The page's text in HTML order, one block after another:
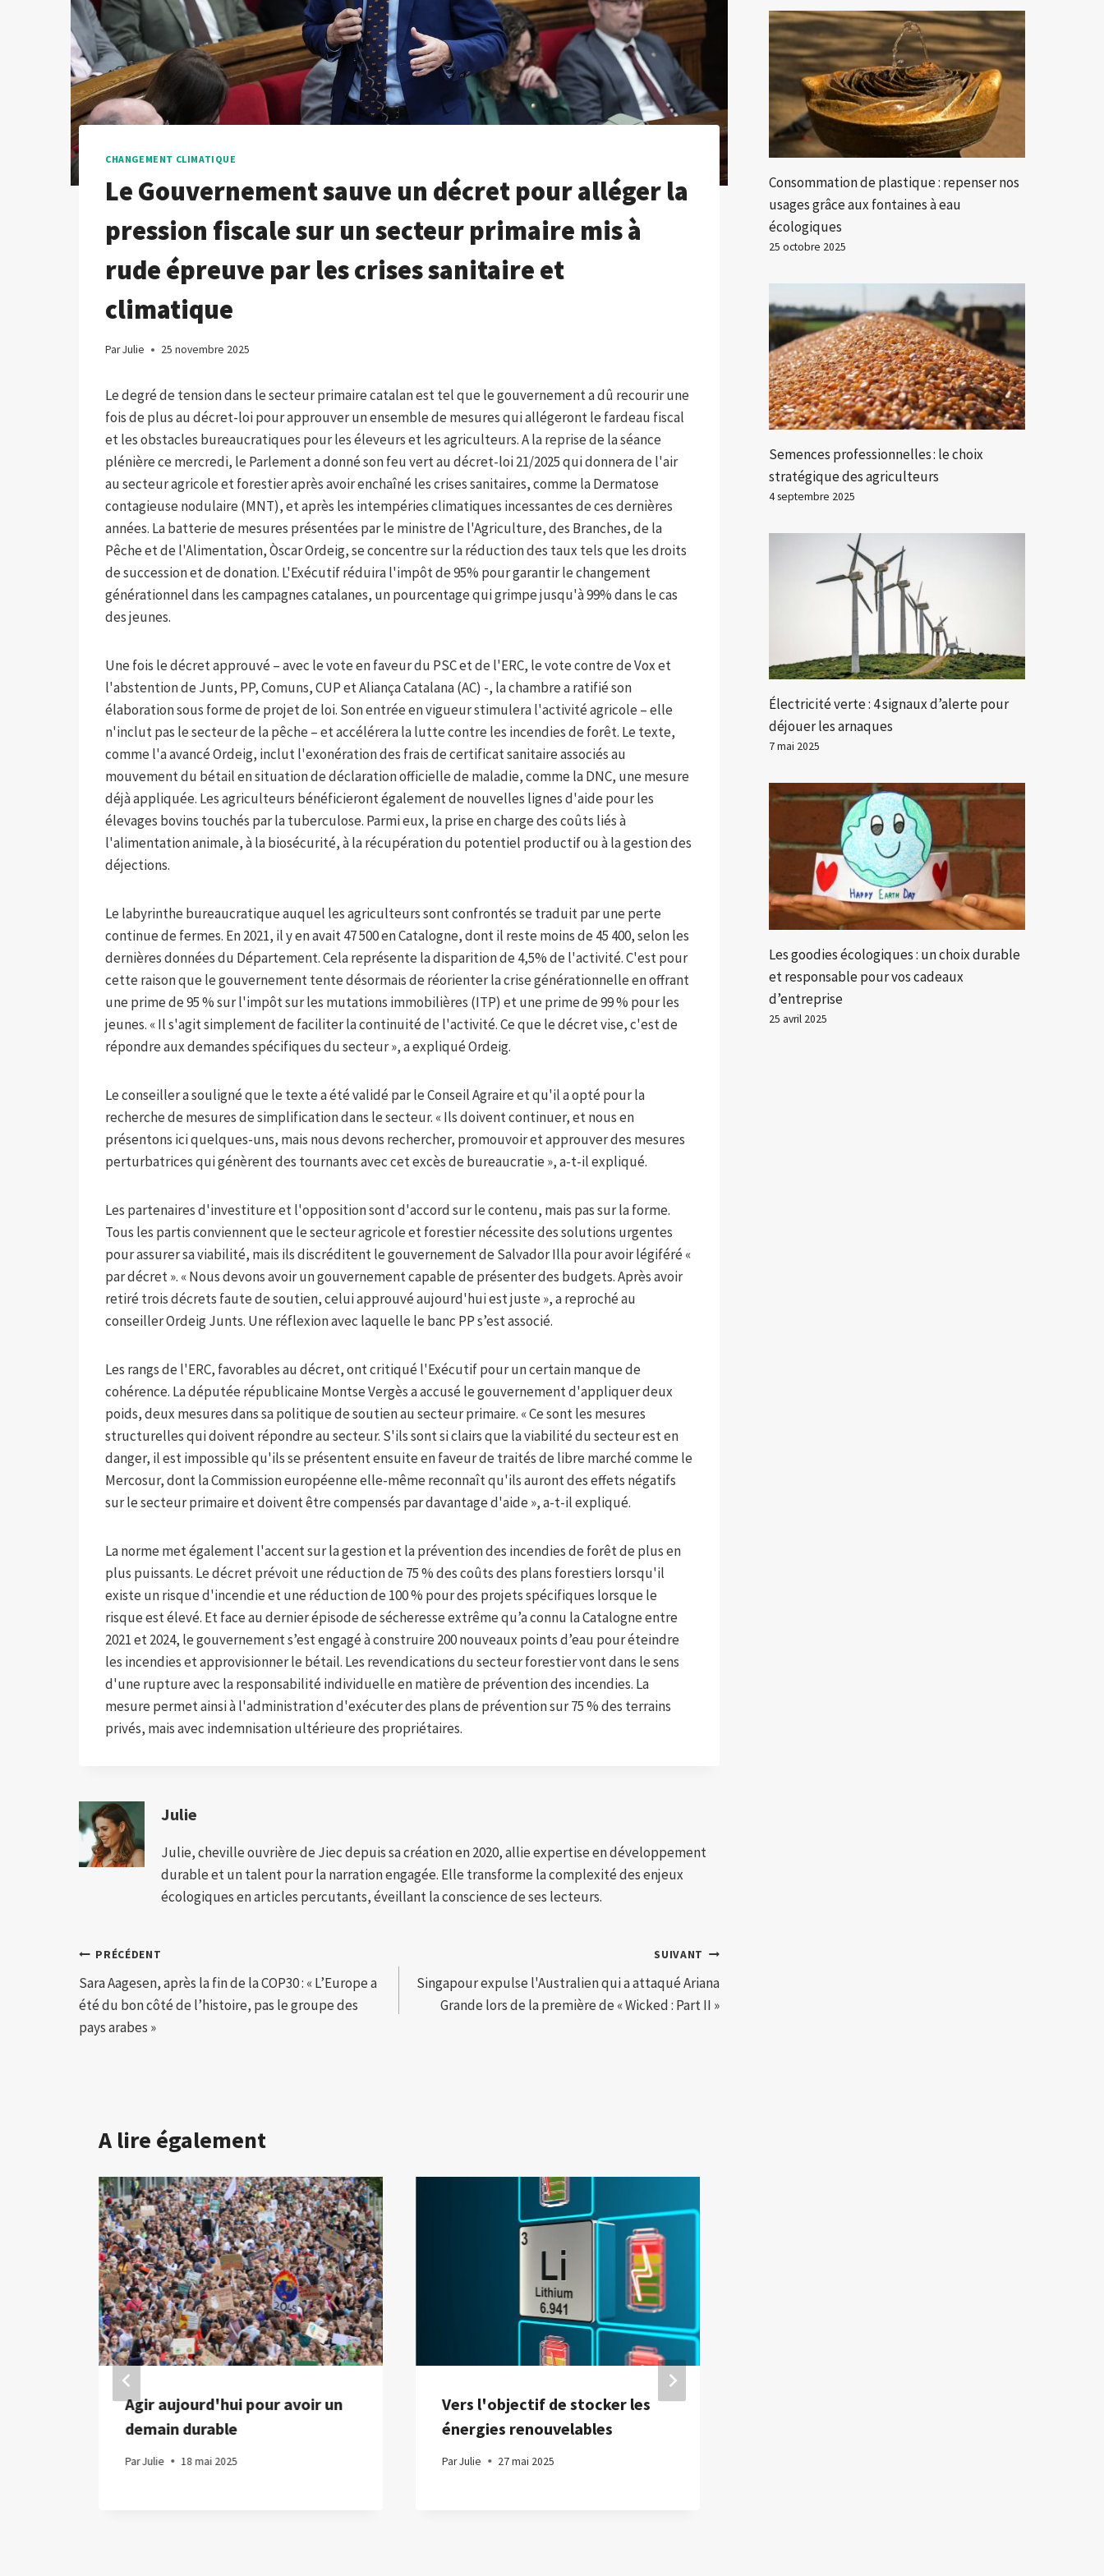
CHANGEMENT CLIMATIQUE
Le Gouvernement sauve un décret pour alléger la
pression fiscale sur un secteur primaire mis à
rude épreuve par les crises sanitaire et
climatique
ParJulie 25 novembre 2025
Le degré de tension dans le secteur primaire catalan est tel que le gouvernement a dû recourir une
fois de plus au décret-loi pour approuver un ensemble de mesures qui allégeront le fardeau fiscal
et les obstacles bureaucratiques pour les éleveurs et les agriculteurs. A la reprise de la séance
plénière ce mercredi, le Parlement a donné son feu vert au décret-loi 21/2025 qui donnera de l'air
au secteur agricole et forestier après avoir enchaîné les crises sanitaires, comme la Dermatose
contagieuse nodulaire (MNT), et après les intempéries climatiques incessantes de ces dernières
années. La batterie de mesures présentées par le ministre de l'Agriculture, des Branches, de la
Pêche et de l'Alimentation, Òscar Ordeig, se concentre sur la réduction des taux tels que les droits
de succession et de donation. L'Exécutif réduira l'impôt de 95% pour garantir le changement
générationnel dans les campagnes catalanes, un pourcentage qui grimpe jusqu'à 99% dans le cas
des jeunes.
Une fois le décret approuvé – avec le vote en faveur du PSC et de l'ERC, le vote contre de Vox et
l'abstention de Junts, PP, Comuns, CUP et Aliança Catalana (AC) -, la chambre a ratifié son
élaboration sous forme de projet de loi. Son entrée en vigueur stimulera l'activité agricole – elle
n'inclut pas le secteur de la pêche – et accélérera la lutte contre les incendies de forêt. Le texte,
comme l'a avancé Ordeig, inclut l'exonération des frais de certificat sanitaire associés au
mouvement du bétail en situation de déclaration officielle de maladie, comme la DNC, une mesure
déjà appliquée. Les agriculteurs bénéficieront également de nouvelles lignes d'aide pour les
élevages bovins touchés par la tuberculose. Parmi eux, la prise en charge des coûts liés à
l'alimentation animale, à la biosécurité, à la récupération du potentiel productif ou à la gestion des
déjections.
Le labyrinthe bureaucratique auquel les agriculteurs sont confrontés se traduit par une perte
continue de fermes. En 2021, il y en avait 47 500 en Catalogne, dont il reste moins de 45 400, selon les
dernières données du Département. Cela représente la disparition de 4,5% de l'activité. C'est pour
cette raison que le gouvernement tente désormais de réorienter la crise générationnelle en offrant
une prime de 95 % sur l'impôt sur les mutations immobilières (ITP) et une prime de 99 % pour les
jeunes. « Il s'agit simplement de faciliter la continuité de l'activité. Ce que le décret vise, c'est de
répondre aux demandes spécifiques du secteur », a expliqué Ordeig.
Le conseiller a souligné que le texte a été validé par le Conseil Agraire et qu'il a opté pour la
recherche de mesures de simplification dans le secteur. « Ils doivent continuer, et nous en
présentons ici quelques-uns, mais nous devons rechercher, promouvoir et approuver des mesures
perturbatrices qui génèrent des tournants avec cet excès de bureaucratie », a-t-il expliqué.
Les partenaires d'investiture et l'opposition sont d'accord sur le contenu, mais pas sur la forme.
Tous les partis conviennent que le secteur agricole et forestier nécessite des solutions urgentes
pour assurer sa viabilité, mais ils discréditent le gouvernement de Salvador Illa pour avoir légiféré «
par décret ». « Nous devons avoir un gouvernement capable de présenter des budgets. Après avoir
retiré trois décrets faute de soutien, celui approuvé aujourd'hui est juste », a reproché au
conseiller Ordeig Junts. Une réflexion avec laquelle le banc PP s’est associé.
Les rangs de l'ERC, favorables au décret, ont critiqué l'Exécutif pour un certain manque de
cohérence. La députée républicaine Montse Vergès a accusé le gouvernement d'appliquer deux
poids, deux mesures dans sa politique de soutien au secteur primaire. « Ce sont les mesures
structurelles qui doivent répondre au secteur. S'ils sont si clairs que la viabilité du secteur est en
danger, il est impossible qu'ils se présentent ensuite en faveur de traités de libre marché comme le
Mercosur, dont la Commission européenne elle-même reconnaît qu'ils auront des effets négatifs
sur le secteur primaire et doivent être compensés par davantage d'aide », a-t-il expliqué.
La norme met également l'accent sur la gestion et la prévention des incendies de forêt de plus en
plus puissants. Le décret prévoit une réduction de 75 % des coûts des plans forestiers lorsqu'il
existe un risque d'incendie et une réduction de 100 % pour des projets spécifiques lorsque le
risque est élevé. Et face au dernier épisode de sécheresse extrême qu’a connu la Catalogne entre
2021 et 2024, le gouvernement s’est engagé à construire 200 nouveaux points d’eau pour éteindre
les incendies et approvisionner le bétail. Les revendications du secteur forestier vont dans le sens
d'une rupture avec la responsabilité individuelle en matière de prévention des incendies. La
mesure permet ainsi à l'administration d'exécuter des plans de prévention sur 75 % des terrains
privés, mais avec indemnisation ultérieure des propriétaires.
Julie
Julie, cheville ouvrière de Jiec depuis sa création en 2020, allie expertise en développement
durable et un talent pour la narration engagée. Elle transforme la complexité des enjeux
écologiques en articles percutants, éveillant la conscience de ses lecteurs.
Navigation
de
l’article
PRÉCÉDENT
Sara Aagesen, après la fin de la COP30 : « L’Europe a
été du bon côté de l’histoire, pas le groupe des
pays arabes »
SUIVANT
Singapour expulse l'Australien qui a attaqué Ariana
Grande lors de la première de « Wicked : Part II »
A lire également
Agir aujourd'hui pour avoir un
demain durable
ParJulie 18 mai 2025
Vers l'objectif de stocker les
énergies renouvelables
ParJulie 27 mai 2025
Consommation de plastique : repenser nos
usages grâce aux fontaines à eau
écologiques
25 octobre 2025
Semences professionnelles : le choix
stratégique des agriculteurs
4 septembre 2025
Électricité verte : 4 signaux d’alerte pour
déjouer les arnaques
7 mai 2025
Les goodies écologiques : un choix durable
et responsable pour vos cadeaux
d’entreprise
25 avril 2025